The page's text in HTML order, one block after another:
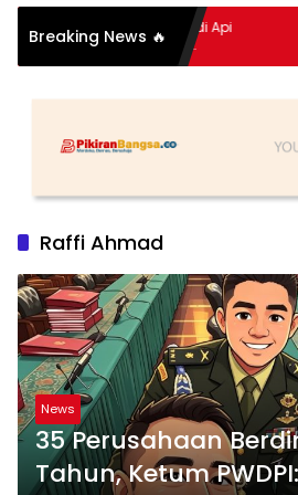
Breaking News 🔥
Hidup Meledak Jadi Api
Tragedi Menteng-
Maling Ayam di Bali
Raffi Ahmad
News
35 Perusahaan
Tahun, Ketum PWDPI: